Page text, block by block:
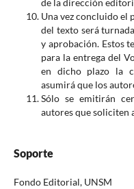
de la dirección
Una vez concluido
del texto será
y aprobación. Estos
para la entrega del
en dicho plazo la
asumirá que los
Sólo se emitirán
autores que soliciten
Soporte
Fondo Editorial, UNSM